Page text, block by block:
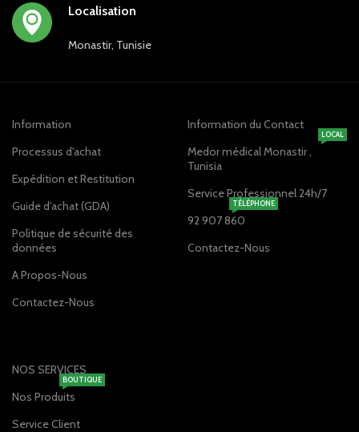
Localisation
Monastir, Tunisie
Information
Processus d'achat
Expédition et Restitution
Guide d'achat (GDA)
Politique de sécurité des
données
A Propos-Nous
Contactez-Nous
Information du Contact
Medor médical Monastir ,
Tunisia
LOCAL
Service Professionnel 24h/7
92 907 860
TÉLÉPHONE
Contactez-Nous
NOS SERVICES
Nos Produits
BOUTIQUE
Service Client